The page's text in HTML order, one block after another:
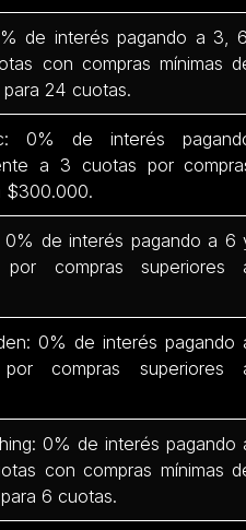
de interés pagando a 3,
con compras mínimas
24 cuotas.
0% de interés
a 3 cuotas por
$300.000.
0% de interés pagando a 6
compras superiores
0% de interés pagando
compras superiores
0% de interés pagando
con compras mínimas
6 cuotas.